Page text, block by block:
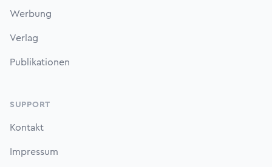
Werbung
Verlag
Publikationen
SUPPORT
Kontakt
Impressum